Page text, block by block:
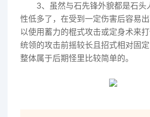
3、虽然与石先锋外貌都是石头
性低多了，在受到一定伤害后容易
以使用蓄力的棍式攻击或定身术来
统领的攻击前摇较长且招式相对固定
整体属于后期怪里比较简单的。